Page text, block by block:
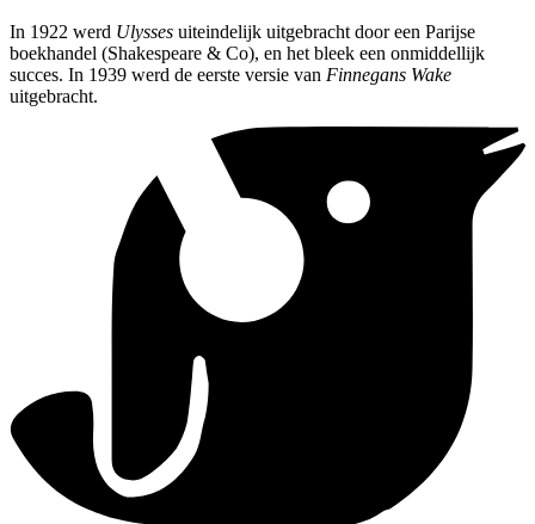
In 1922 werd Ulysses uiteindelijk uitgebracht door een Parijse
boekhandel (Shakespeare & Co), en het bleek een onmiddellijk
succes. In 1939 werd de eerste versie van Finnegans Wake
uitgebracht.